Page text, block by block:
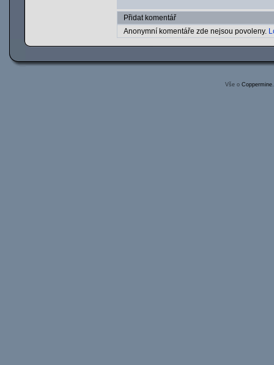
Přidat komentář
Anonymní komentáře zde nejsou povoleny.
Vše o Coppermine